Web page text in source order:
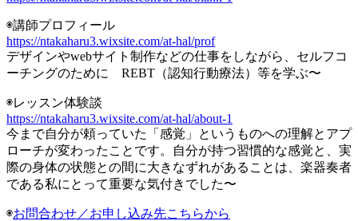
◉講師プロフィール
https://ntakaharu3.wixsite.com/at-hal/prof
デザインやwebサイト制作などの仕事をしながら、セルフコ
ーチングのために REBT（認知行動療法）等を学ぶ〜
◉レッスン体験談
https://ntakaharu3.wixsite.com/at-hal/about-1
今まで自分が頼っていた「感覚」というものへの理解とアプ
ローチが変わったことです。自分が持つ習慣的な感覚と、実
際の身体の状態との間に大きなずれがあることは、楽器奏者
である私にとって重要な気付きでした〜
◉お問合わせ／お申し込み先こちらから